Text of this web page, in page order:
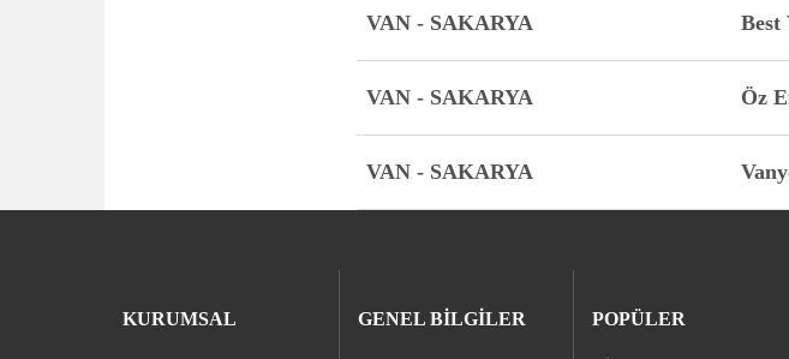
VAN - SAKARYA Best
VAN - SAKARYA Öz
VAN - SAKARYA
KURUMSAL GENEL BİLGİLER POPÜLER